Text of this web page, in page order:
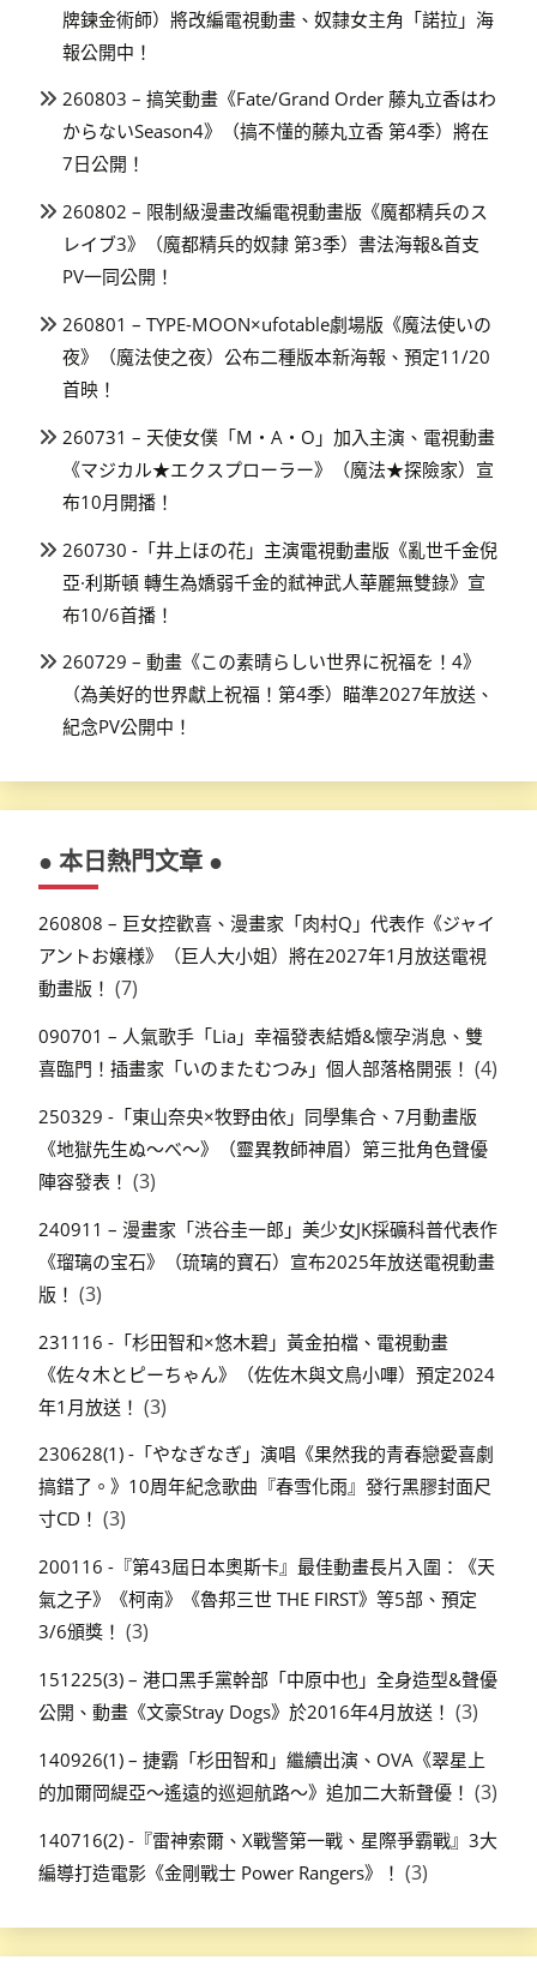
牌鍊金術師）將改編電視動畫、奴隸女主角「諾拉」海
報公開中！
260803 – 搞笑動畫《Fate/Grand Order 藤丸立香はわ
からないSeason4》（搞不懂的藤丸立香 第4季）將在
7日公開！
260802 – 限制級漫畫改編電視動畫版《魔都精兵のス
レイブ3》（魔都精兵的奴隸 第3季）書法海報&首支
PV一同公開！
260801 – TYPE-MOON×ufotable劇場版《魔法使いの
夜》（魔法使之夜）公布二種版本新海報、預定11/20
首映！
260731 – 天使女僕「M・A・O」加入主演、電視動畫
《マジカル★エクスプローラー》（魔法★探險家）宣
布10月開播！
260730 -「井上ほの花」主演電視動畫版《亂世千金倪
亞·利斯頓 轉生為嬌弱千金的弒神武人華麗無雙錄》宣
布10/6首播！
260729 – 動畫《この素晴らしい世界に祝福を！4》
（為美好的世界獻上祝福！第4季）瞄準2027年放送、
紀念PV公開中！
● 本日熱門文章 ●
260808 – 巨女控歡喜、漫畫家「肉村Q」代表作《ジャイ
アントお嬢様》（巨人大小姐）將在2027年1月放送電視
動畫版！ (7)
090701 – 人氣歌手「Lia」幸福發表結婚&懷孕消息、雙
喜臨門！插畫家「いのまたむつみ」個人部落格開張！ (4)
250329 -「東山奈央×牧野由依」同學集合、7月動畫版
《地獄先生ぬ～べ～》（靈異教師神眉）第三批角色聲優
陣容發表！ (3)
240911 – 漫畫家「渋谷圭一郎」美少女JK採礦科普代表作
《瑠璃の宝石》（琉璃的寶石）宣布2025年放送電視動畫
版！ (3)
231116 -「杉田智和×悠木碧」黃金拍檔、電視動畫
《佐々木とピーちゃん》（佐佐木與文鳥小嗶）預定2024
年1月放送！ (3)
230628(1) -「やなぎなぎ」演唱《果然我的青春戀愛喜劇
搞錯了。》10周年紀念歌曲『春雪化雨』發行黑膠封面尺
寸CD！ (3)
200116 -『第43屆日本奧斯卡』最佳動畫長片入圍：《天
氣之子》《柯南》《魯邦三世 THE FIRST》等5部、預定
3/6頒獎！ (3)
151225(3) – 港口黑手黨幹部「中原中也」全身造型&聲優
公開、動畫《文豪Stray Dogs》於2016年4月放送！ (3)
140926(1) – 捷霸「杉田智和」繼續出演、OVA《翠星上
的加爾岡緹亞～遙遠的巡迴航路～》追加二大新聲優！ (3)
140716(2) -『雷神索爾、X戰警第一戰、星際爭霸戰』3大
編導打造電影《金剛戰士 Power Rangers》！ (3)